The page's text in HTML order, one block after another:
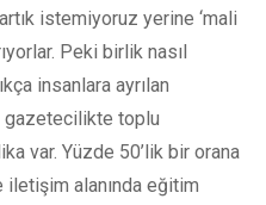
istemiyoruz yerine ‘mali
Peki birlik nasıl
insanlara ayrılan
gazetecilikte toplu
var. Yüzde 50’lik bir orana
iletişim alanında eğitim